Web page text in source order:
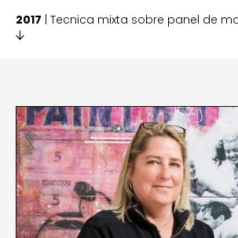
2017 | Tecnica mixta sobre panel de
